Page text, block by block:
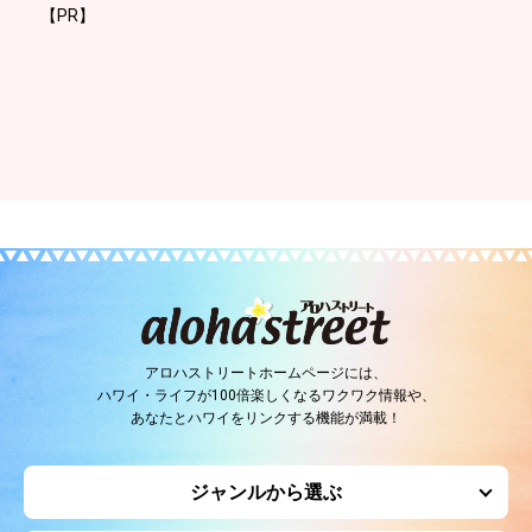
【PR】
アロハストリートホームページには、
ハワイ・ライフが100倍楽しくなるワクワク情報や、
あなたとハワイをリンクする機能が満載！
ジャンルから選ぶ